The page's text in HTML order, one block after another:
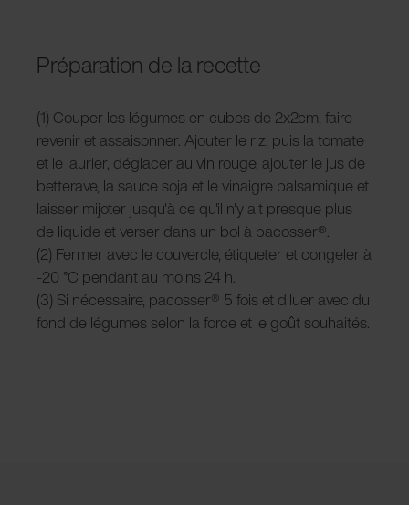
Préparation de la recette
(1) Couper les légumes en cubes de 2x2cm, faire
revenir et assaisonner. Ajouter le riz, puis la tomate
et le laurier, déglacer au vin rouge, ajouter le jus de
betterave, la sauce soja et le vinaigre balsamique et
laisser mijoter jusqu'à ce qu'il n'y ait presque plus
de liquide et verser dans un bol à pacosser®.
(2) Fermer avec le couvercle, étiqueter et congeler à
-20 °C pendant au moins 24 h.
(3) Si nécessaire, pacosser® 5 fois et diluer avec du
fond de légumes selon la force et le goût souhaités.